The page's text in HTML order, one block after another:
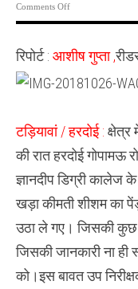
Comments OffOn
सरकारी
का पेड़
रिपोर्ट : आशीष गुप्ता ,
टड़ियावां / हरदोई :
की रात हरदोई गोपामऊ
ज्ञानदीप डिग्री कालेज
खड़ा कीमती शीशम का
उठा ले गए। जिसकी कुछ
जिसकी जानकारी ना ही
को।इस बावत उप